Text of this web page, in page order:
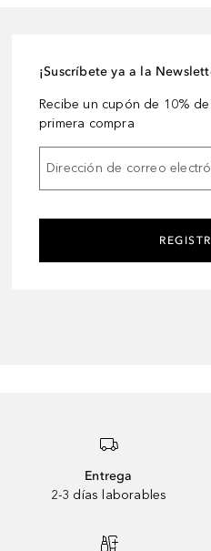
¡Suscríbete ya a la
Recibe un cupón de 10%
primera compra
Dirección de correo
Entrega
2-3 días laborables